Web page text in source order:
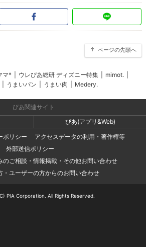
ページの先頭へ
マ* ウレぴあ総研 ディズニー特集 mimot.
うまいパン うまい肉 Medery.
ぴあ関連サイト
ぴあ(アプリ&Web)
ポリシー
アクセスデータの利用・著作権等
外部送信ポリシー
のご相談・情報掲載・その他お問い合わせ
・ユーザーの方からのお問い合わせ
PIA Corporation. All Rights Reserved.